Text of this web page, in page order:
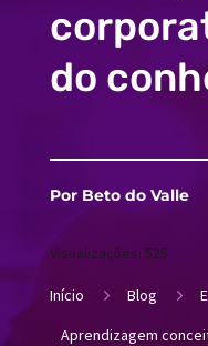
do
Por Beto do Valle
Visualizações: 525
Início 5 Blog 5
Aprendizagem